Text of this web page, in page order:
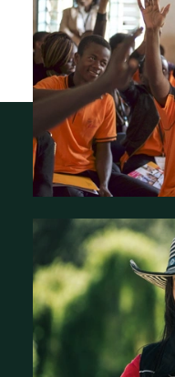
Qui sommes-nous ?